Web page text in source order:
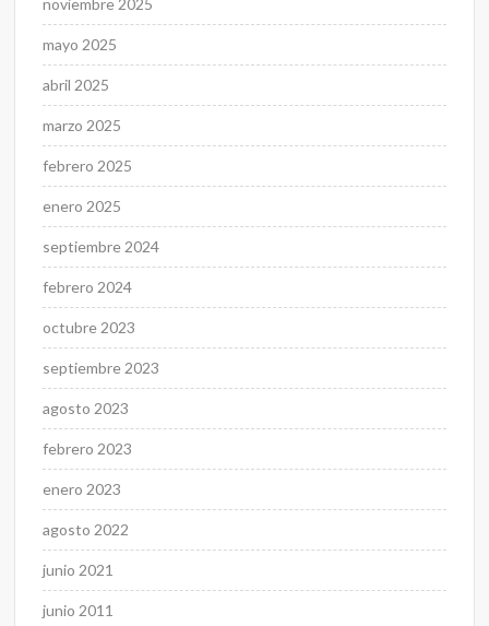
mayo 2025
abril 2025
marzo 2025
febrero 2025
enero 2025
septiembre 2024
febrero 2024
octubre 2023
septiembre 2023
agosto 2023
febrero 2023
enero 2023
agosto 2022
junio 2021
junio 2011